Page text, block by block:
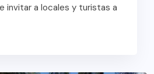
invitar a locales y turistas a